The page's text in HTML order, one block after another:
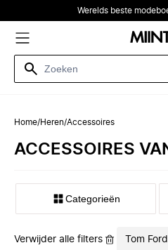
Werelds beste
Home/Heren/Accessoires
ACCESSOIRES
Categorieën
Verwijder alle filters Tom Ford